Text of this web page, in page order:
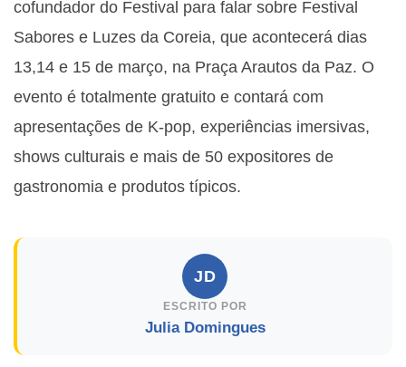
cofundador do Festival para falar sobre Festival
Sabores e Luzes da Coreia, que acontecerá dias
13,14 e 15 de março, na Praça Arautos da Paz. O
evento é totalmente gratuito e contará com
apresentações de K-pop, experiências imersivas,
shows culturais e mais de 50 expositores de
gastronomia e produtos típicos.
JD
ESCRITO POR
Julia Domingues